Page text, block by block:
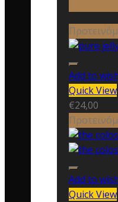
Add to
Quick View
€24,00
Add to
Quick View